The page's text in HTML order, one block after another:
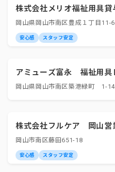
株式会社メリオ福祉用具貸
岡山県岡山市南区豊成１丁目11-
安心感 スタッフ安定
アミューズ富永 福祉用具
岡山県岡山市南区築港緑町 1-
株式会社フルケア 岡山営
岡山市南区藤田651-18
安心感 スタッフ安定